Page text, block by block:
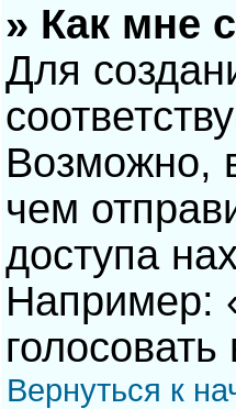
» Как мне
Для
Возможно,
чем
доступа
Например:
Вернуться к